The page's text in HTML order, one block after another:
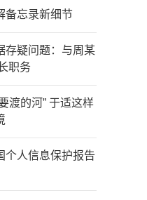
备忘录新细节
存疑问题：与周某
职务
渡的河” 于适这样
个人信息保护报告